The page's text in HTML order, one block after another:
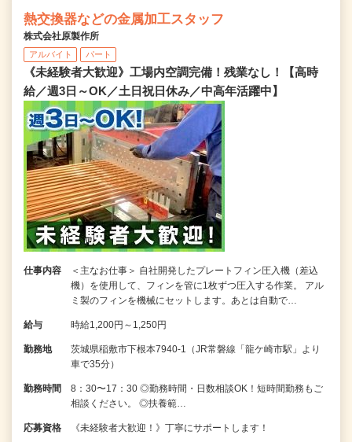
熱交換器などの金属加工スタッフ
株式会社原製作所
アルバイト パート
《未経験者大歓迎》工場内空調完備！残業なし！【高時
給／週3日～OK／土日祝日休み／中高年活躍中】
仕事内容
＜主なお仕事＞ 自社開発したプレートフィン圧入機（差込
機）を使用して、フィンを管に1枚ずつ圧入する作業。 アル
ミ製のフィンを機械にセットします。あとは自動で…
給与 時給1,200円～1,250円
勤務地
茨城県稲敷市下根本7940-1（JR常磐線「龍ケ崎市駅」より
車で35分）
勤務時間
8：30〜17：30 ◎勤務時間・日数相談OK！短時間勤務もご
相談ください。 ◎扶養範…
応募資格 《未経験者大歓迎！》丁寧にサポートします！